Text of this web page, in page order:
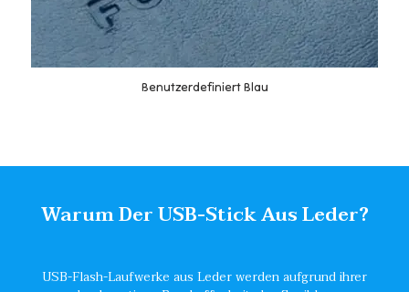
Benutzerdefiniert Blau
Warum Der USB-Stick Aus Leder?
USB-Flash-Laufwerke aus Leder werden aufgrund ihrer